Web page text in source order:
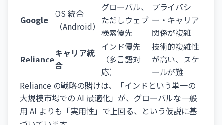
Google
OS 統合
（Android）
グローバル、
ただしウェブ
検索優先
プライバシ
ー・キャリア
関係が複雑
Reliance
キャリア統
合
インド優先
（多言語対
応）
技術的複雑性
が高い、スケ
ールが難
Reliance の戦略の賭けは、「インドという単一の
大規模市場での AI 最適化」が、グローバルな一般
用 AI よりも「実用性」で上回る、という仮説に基